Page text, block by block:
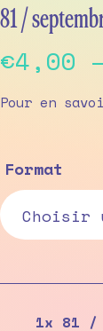
81 /
€4,00 –
Pour en
Format
1x 81 /